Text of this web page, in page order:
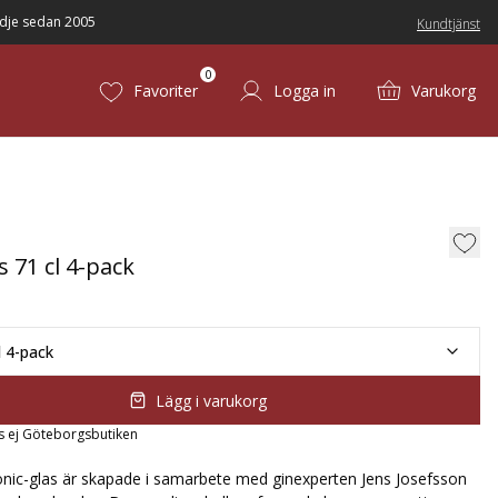
sedan 2005 Kundtjänst
Favoriter
0
Logga in Varukorg
71 cl 4-pack
pack
Lägg i varukorg
ej Göteborgsbutiken
glas är skapade i samarbete med ginexperten Jens Josefsson